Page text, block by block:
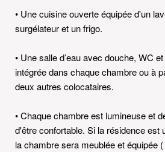
• Une cuisine ouverte équipée d'un
surgélateur et un frigo.
• Une salle d’eau avec douche, WC
intégrée dans chaque chambre ou à
deux autres colocataires.
• Chaque chambre est lumineuse et
d'être confortable. Si la résidence est
la chambre sera meublée et équipée